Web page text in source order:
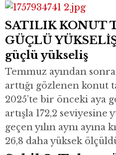
SATILIK KONUT
GÜÇLÜ
güçlü yükseliş
Temmuz ayından
arttığı gözlenen konut
2025’te bir önceki aya
artışla 172,2 seviyesine
geçen yılın aynı ayına
26,8 daha yüksek